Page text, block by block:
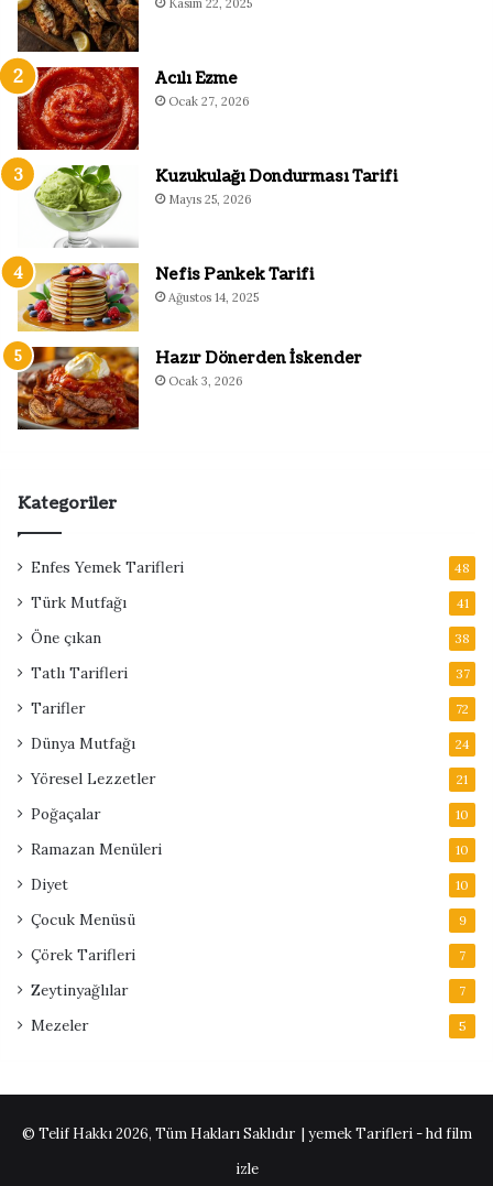
Kasım 22, 2025
Acılı Ezme
Ocak 27, 2026
Kuzukulağı Dondurması Tarifi
Mayıs 25, 2026
Nefis Pankek Tarifi
Ağustos 14, 2025
Hazır Dönerden İskender
Ocak 3, 2026
Kategoriler
Enfes Yemek Tarifleri 48
Türk Mutfağı 41
Öne çıkan 38
Tatlı Tarifleri 37
Tarifler 72
Dünya Mutfağı 24
Yöresel Lezzetler 21
Poğaçalar 10
Ramazan Menüleri 10
Diyet 10
Çocuk Menüsü 9
Çörek Tarifleri 7
Zeytinyağlılar 7
Mezeler 5
© Telif Hakkı 2026, Tüm Hakları Saklıdır | yemek Tarifleri -hd film
izle